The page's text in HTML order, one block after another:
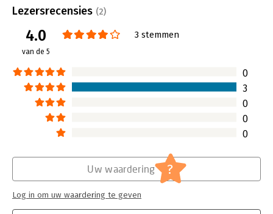
opgeleid in een specialisme, zoals
bouwkunde of ICT, en die zijn
expertise inzet om anderen te
hulpmiddel om dagelijks bij de hand
te hebben.
Lezersrecensies (2)
4.0
van de 5
3 stemmen
0
3
0
0
0
Uw waardering ?
Log in om uw waardering te geven